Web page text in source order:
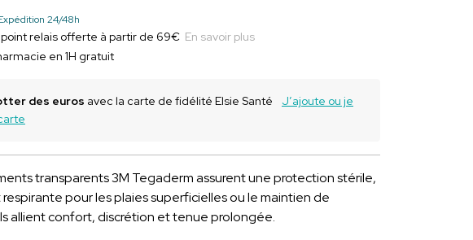
24/48h
relais offerte à partir de 69€ En savoir plus
en 1H gratuit
des euros avec la carte de fidélité Elsie Santé
J’ajoute ou je
transparents 3M Tegaderm assurent une protection stérile,
pour les plaies superficielles ou le maintien de
allient confort, discrétion et tenue prolongée.